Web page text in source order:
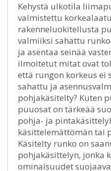
Kehystä ulkotila
valmistettu
rakenneluokitellusta
valmiiksi sahattu
ja asentaa seinää
ilmoitetut mitat ovat
että rungon korkeus ei
sahattu ja
pohjakäsitelty? Kuten
puuosat on tärkeää
pohja- ja
käsittelemättömän tai
Käsitelty runko on
pohjakäsittelyn, jonka
ominaisuudet